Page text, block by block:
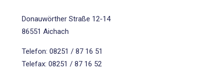
Donauwörther Straße 12-14
86551 Aichach
Telefon: 08251 / 87 16 51
Telefax: 08251 / 87 16 52